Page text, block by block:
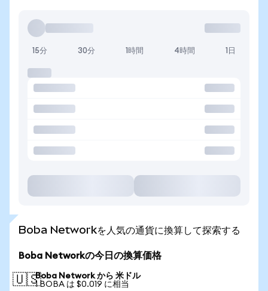
15分 30分 1時間 4時間 1日
Boba Networkを人気の通貨に換算して探索する
Boba Networkの今日の換算価格
🇺🇸Boba Network から 米ドル
1 BOBA は $0.019 に相当